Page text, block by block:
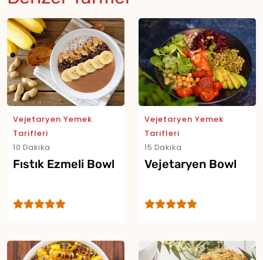
Vejetaryen Yemek
Tarifleri
10 Dakika
Fıstık Ezmeli Bowl
Vejetaryen Yemek
Tarifleri
15 Dakika
Vejetaryen Bowl